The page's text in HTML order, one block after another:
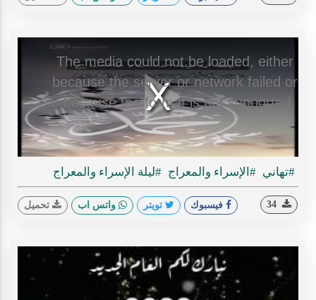
Play
is
modal
The media could not be loaded, either
because the server or network failed or
because the format is not supported.
#تهاني #الإسراء والمعراج #ليلة الإسراء والمعراج
فيسبوك تويتر واتس اب تحميل